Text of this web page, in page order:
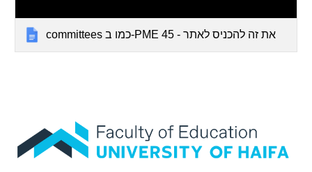
committees כמו ב-PME 45 - את זה להכניס לאתר